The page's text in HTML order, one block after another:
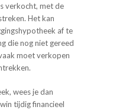
verkocht, met de
Het kan
af te
die nog niet gereed
moet verkopen
wees je dan
tijdig financieel